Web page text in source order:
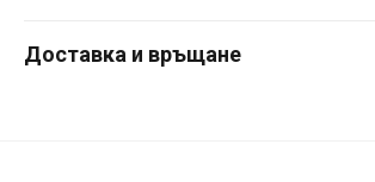
Доставка и връщане